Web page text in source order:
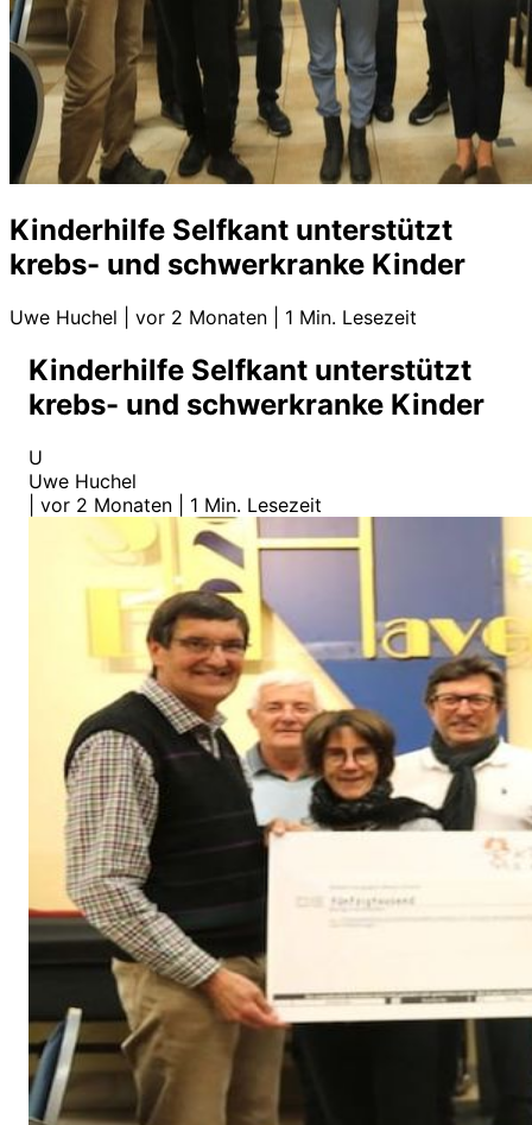
Kinderhilfe Selfkant unterstützt
krebs- und schwerkranke Kinder
Uwe Huchel vor 2 Monaten 1 Min. Lesezeit
Kinderhilfe Selfkant unterstützt
krebs- und schwerkranke Kinder
U
Uwe Huchel
vor 2 Monaten 1 Min. Lesezeit